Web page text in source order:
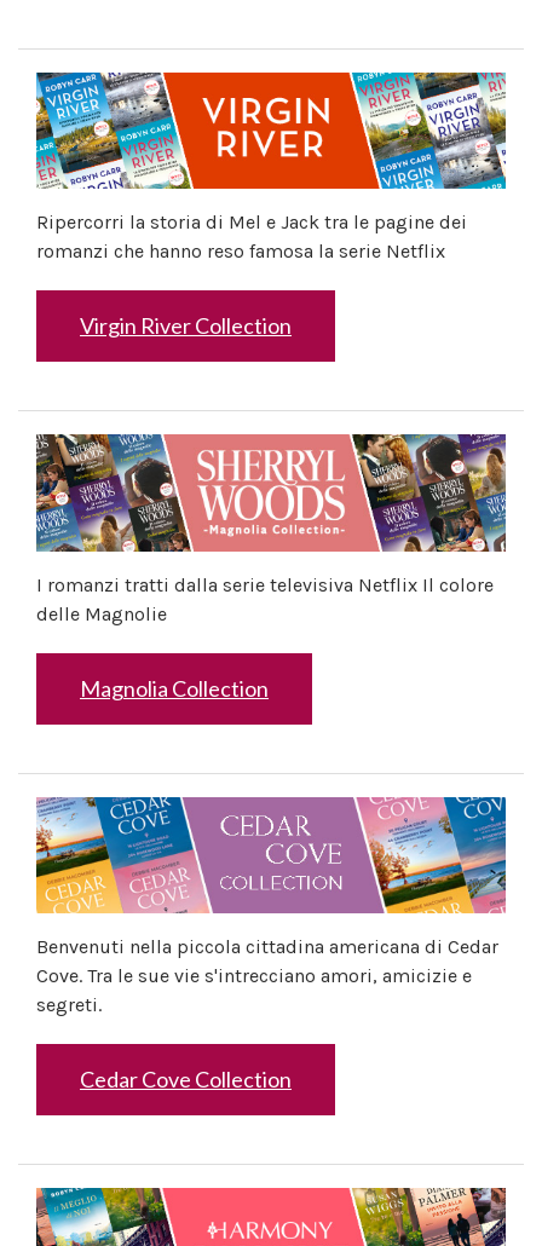
Ripercorri la storia di Mel e Jack tra le pagine dei
romanzi che hanno reso famosa la serie Netflix
Virgin River Collection
I romanzi tratti dalla serie televisiva Netflix Il colore
delle Magnolie
Magnolia Collection
Benvenuti nella piccola cittadina americana di Cedar
Cove. Tra le sue vie s'intrecciano amori, amicizie e
segreti.
Cedar Cove Collection